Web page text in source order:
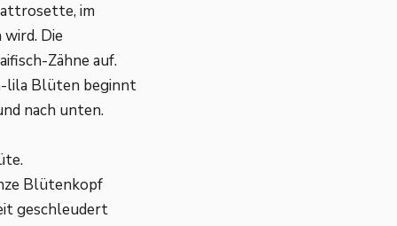
im
Die
Zähne auf.
lila Blüten beginnt
nach unten.
Blütenkopf
geschleudert